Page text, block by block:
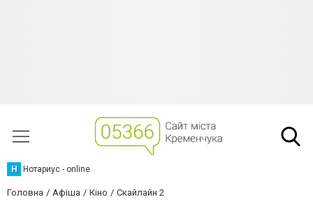
Н Нотариус - online
Головна Афіша Кіно Скайлайн 2